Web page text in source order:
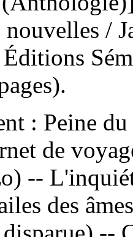
/
Éditions
: Peine
de
--
des